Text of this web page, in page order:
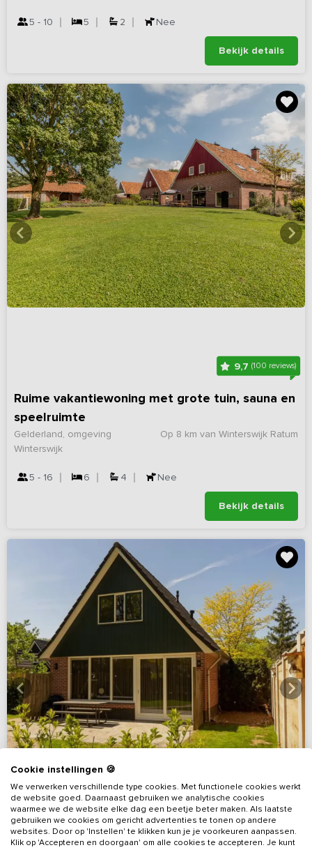
5 - 10 5 2 Nee
Bekijk details
9,7 (100 reviews)
Ruime vakantiewoning met grote tuin, sauna en
speelruimte
Op 8 km van Winterswijk Ratum
Gelderland, omgeving
Winterswijk
5 - 16 6 4 Nee
Bekijk details
Cookie instellingen 🍪
We verwerken verschillende type cookies. Met functionele cookies werkt
de website goed. Daarnaast gebruiken we analytische cookies
waarmee we de website elke dag een beetje beter maken. Als laatste
gebruiken we cookies om gericht advertenties te tonen op andere
websites. Door op 'Instellen' te klikken kun je je voorkeuren aanpassen.
Klik op 'Accepteren en doorgaan' om alle cookies te accepteren. Je kunt